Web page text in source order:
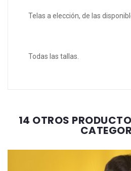
Telas a elección, de las
Todas las tallas.
14 OTROS